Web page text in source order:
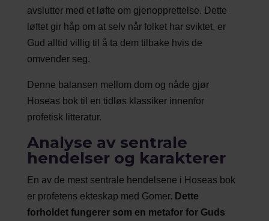
avslutter med et løfte om gjenopprettelse. Dette
løftet gir håp om at selv når folket har sviktet, er
Gud alltid villig til å ta dem tilbake hvis de
omvender seg.
Denne balansen mellom dom og nåde gjør
Hoseas bok til en tidløs klassiker innenfor
profetisk litteratur.
Analyse av sentrale
hendelser og karakterer
En av de mest sentrale hendelsene i Hoseas bok
er profetens ekteskap med Gomer. Dette
forholdet fungerer som en metafor for Guds